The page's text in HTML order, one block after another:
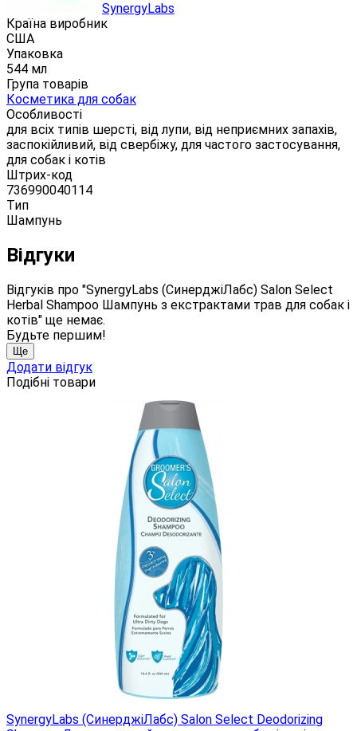
SynergyLabs
Країна виробник
США
Упаковка
544 мл
Група товарів
Косметика для собак
Особливості
для всіх типів шерсті, від лупи, від неприємних запахів,
заспокійливий, від свербіжу, для частого застосування,
для собак і котів
Штрих-код
736990040114
Тип
Шампунь
Відгуки
Відгуків про "SynergyLabs (СинерджіЛабс) Salon Select
Herbal Shampoo Шампунь з екстрактами трав для собак і
котів" ще немає.
Будьте першим!
Ще
Додати відгук
Подібні товари
SynergyLabs (СинерджіЛабс) Salon Select Deodorizing